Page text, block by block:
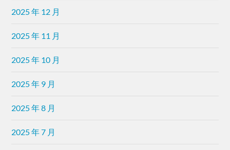
2025 年 12 月
2025 年 11 月
2025 年 10 月
2025 年 9 月
2025 年 8 月
2025 年 7 月